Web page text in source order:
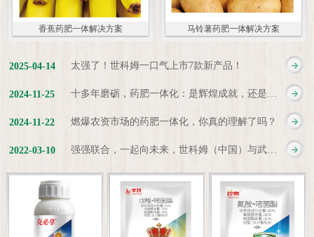
香蕉药肥一体解决方案 马铃薯药肥一体解决方案
太强了！世科姆一口气上市7款新产品！
2025-04-14
十多年磨砺，药肥一体化：是辉煌成就，还是新起点？
2024-11-25
燃爆农资市场的药肥一体化，你真的理解了吗？
2024-11-22
强强联合，一起向未来，世科姆（中国）与武汉科诺达成战略合作协议
2022-03-10